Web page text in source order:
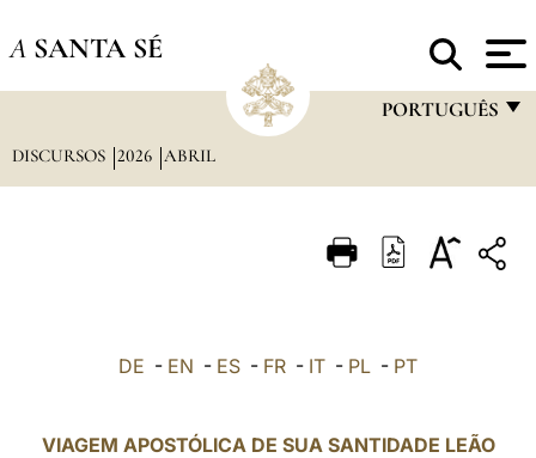
A SANTA SÉ
PORTUGUÊS
ITALIANO
POLSKI
DISCURSOS 2026 ABRIL
DE - EN - ES - FR - IT - PL - PT
VIAGEM APOSTÓLICA DE SUA SANTIDADE LEÃO